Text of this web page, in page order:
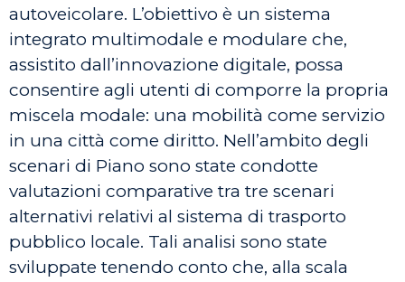
autoveicolare. L’obiettivo è un sistema
integrato multimodale e modulare che,
assistito dall’innovazione digitale, possa
consentire agli utenti di comporre la propria
miscela modale: una mobilità come servizio
in una città come diritto. Nell’ambito degli
scenari di Piano sono state condotte
valutazioni comparative tra tre scenari
alternativi relativi al sistema di trasporto
pubblico locale. Tali analisi sono state
sviluppate tenendo conto che, alla scala